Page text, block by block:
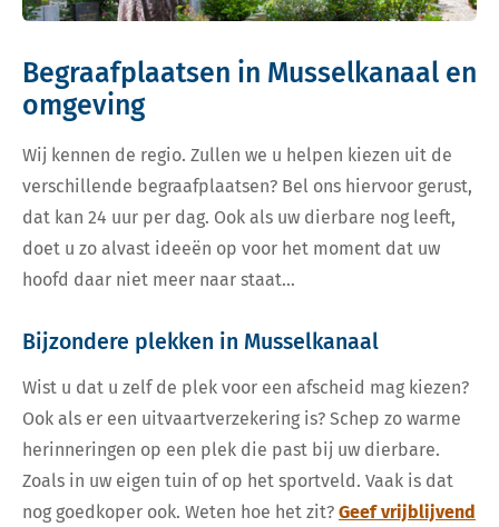
Begraafplaatsen in Musselkanaal en
omgeving
Wij kennen de regio. Zullen we u helpen kiezen uit de
verschillende begraafplaatsen? Bel ons hiervoor gerust,
dat kan 24 uur per dag. Ook als uw dierbare nog leeft,
doet u zo alvast ideeën op voor het moment dat uw
hoofd daar niet meer naar staat…
Bijzondere plekken in Musselkanaal
Wist u dat u zelf de plek voor een afscheid mag kiezen?
Ook als er een uitvaartverzekering is? Schep zo warme
herinneringen op een plek die past bij uw dierbare.
Zoals in uw eigen tuin of op het sportveld. Vaak is dat
nog goedkoper ook. Weten hoe het zit? Geef vrijblijvend